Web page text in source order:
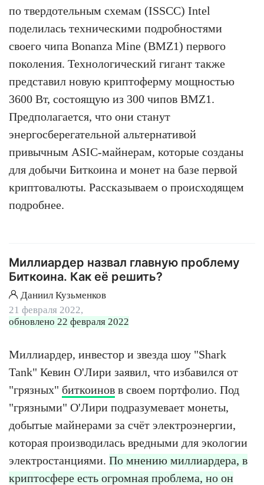
по твердотельным схемам (ISSCC) Intel
поделилась техническими подробностями
своего чипа Bonanza Mine (BMZ1) первого
поколения. Технологический гигант также
представил новую криптоферму мощностью
3600 Вт, состоящую из 300 чипов BMZ1.
Предполагается, что они станут
энергосберегательной альтернативой
привычным ASIC-майнерам, которые созданы
для добычи Биткоина и монет на базе первой
криптовалюты. Рассказываем о происходящем
подробнее.
Миллиардер назвал главную проблему
Биткоина. Как её решить?
Даниил Кузьменков
21 февраля 2022,
обновлено 22 февраля 2022
Миллиардер, инвестор и звезда шоу "Shark
Tank" Кевин О'Лири заявил, что избавился от
"грязных" биткоинов в своем портфолио. Под
"грязными" О'Лири подразумевает монеты,
добытые майнерами за счёт электроэнергии,
которая производилась вредными для экологии
электростанциями. По мнению миллиардера, в
криптосфере есть огромная проблема, но он